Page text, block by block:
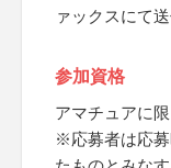
ァックスにて
参加資格
アマチュアに
※応募者は応募